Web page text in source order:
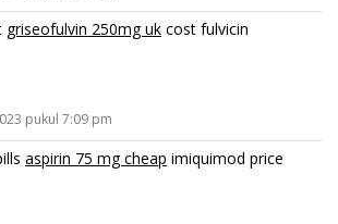
griseofulvin 250mg uk cost fulvicin
pukul 7:09 pm
aspirin 75 mg cheap imiquimod price